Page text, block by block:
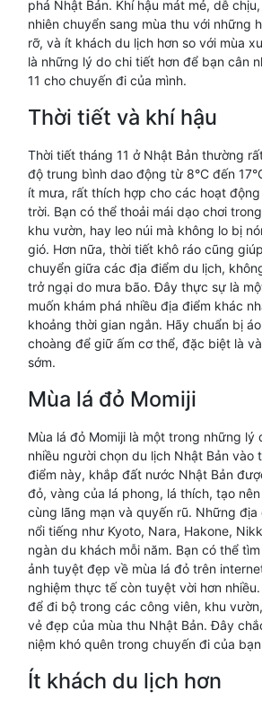
phá Nhật Bản. Khí hậu mát mẻ, dễ
nhiên chuyển sang mùa thu với những
rỡ, và ít khách du lịch hơn so với mùa
là những lý do chi tiết hơn để bạn cân
11 cho chuyến đi của mình.
Thời tiết và khí hậu
Thời tiết tháng 11 ở Nhật Bản thường
độ trung bình dao động từ 8°C đến
ít mưa, rất thích hợp cho các hoạt
trời. Bạn có thể thoải mái dạo chơi
khu vườn, hay leo núi mà không lo bị
gió. Hơn nữa, thời tiết khô ráo cũng
chuyển giữa các địa điểm du lịch,
trở ngại do mưa bão. Đây thực sự là
muốn khám phá nhiều địa điểm khác
khoảng thời gian ngắn. Hãy chuẩn bị
choàng để giữ ấm cơ thể, đặc biệt là
sớm.
Mùa lá đỏ Momiji
Mùa lá đỏ Momiji là một trong những lý
nhiều người chọn du lịch Nhật Bản vào
điểm này, khắp đất nước Nhật Bản
đỏ, vàng của lá phong, lá thích, tạo
cùng lãng mạn và quyến rũ. Những địa
nổi tiếng như Kyoto, Nara, Hakone,
ngàn du khách mỗi năm. Bạn có thể
ảnh tuyệt đẹp về mùa lá đỏ trên
nghiệm thực tế còn tuyệt vời hơn
để đi bộ trong các công viên, khu
vẻ đẹp của mùa thu Nhật Bản. Đây
niệm khó quên trong chuyến đi của
Ít khách du lịch hơn